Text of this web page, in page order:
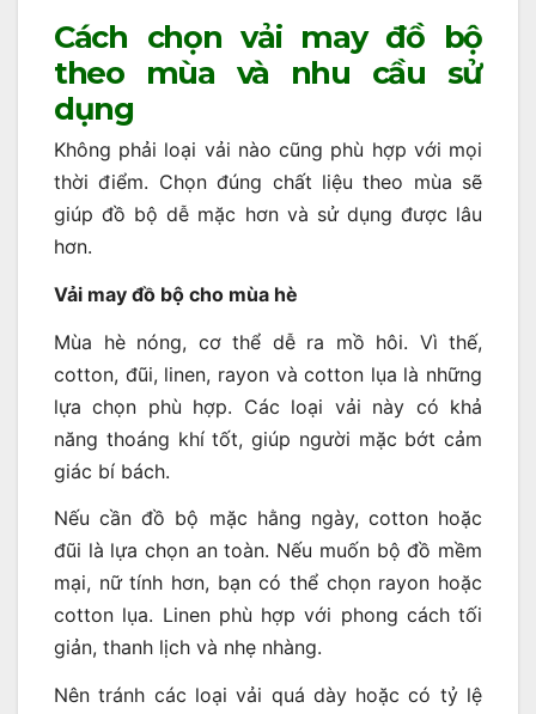
Cách chọn vải may đồ bộ
theo mùa và nhu cầu sử
dụng
Không phải loại vải nào cũng phù hợp với mọi
thời điểm. Chọn đúng chất liệu theo mùa sẽ
giúp đồ bộ dễ mặc hơn và sử dụng được lâu
hơn.
Vải may đồ bộ cho mùa hè
Mùa hè nóng, cơ thể dễ ra mồ hôi. Vì thế,
cotton, đũi, linen, rayon và cotton lụa là những
lựa chọn phù hợp. Các loại vải này có khả
năng thoáng khí tốt, giúp người mặc bớt cảm
giác bí bách.
Nếu cần đồ bộ mặc hằng ngày, cotton hoặc
đũi là lựa chọn an toàn. Nếu muốn bộ đồ mềm
mại, nữ tính hơn, bạn có thể chọn rayon hoặc
cotton lụa. Linen phù hợp với phong cách tối
giản, thanh lịch và nhẹ nhàng.
Nên tránh các loại vải quá dày hoặc có tỷ lệ